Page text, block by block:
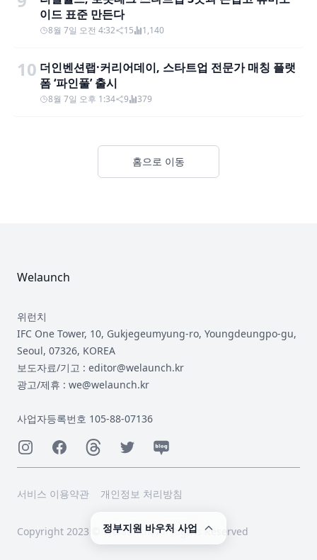
이드 표준 만든다
8월 7일 오전 4:32 15 1,140
10 더인벤션랩·커리어데이, 스타트업 전문가 매칭 플랫
폼 ‘파인풀’ 출시
8월 7일 오후 1:34 9 379
홈으로 이동
Welaunch
위런치
IFC One Tower, 10, Gukjegeumyung-ro, Youngdeungpo-gu,
Seoul, 07326, KOREA
보도자료/기고 : editor@welaunch.kr
광고/제휴 : we@welaunch.kr
사업자등록번호 105-88-07136
InstagramFacebookThreadsTwitterNaver
서비스 이용약관 개인정보 처리방침
Copyright 2023 © Welaunch. All Rights Reserved
정부지원 바우처 사업